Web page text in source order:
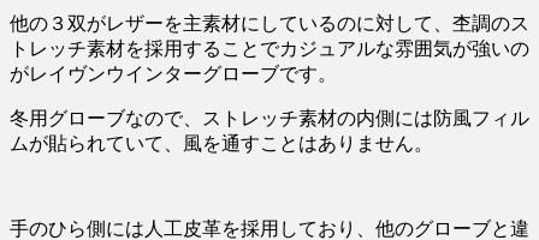
他の３双がレザーを主素材にしているのに対して、杢調のス
トレッチ素材を採用することでカジュアルな雰囲気が強いの
がレイヴンウインターグローブです。
冬用グローブなので、ストレッチ素材の内側には防風フィル
ムが貼られていて、風を通すことはありません。
手のひら側には人工皮革を採用しており、他のグローブと違